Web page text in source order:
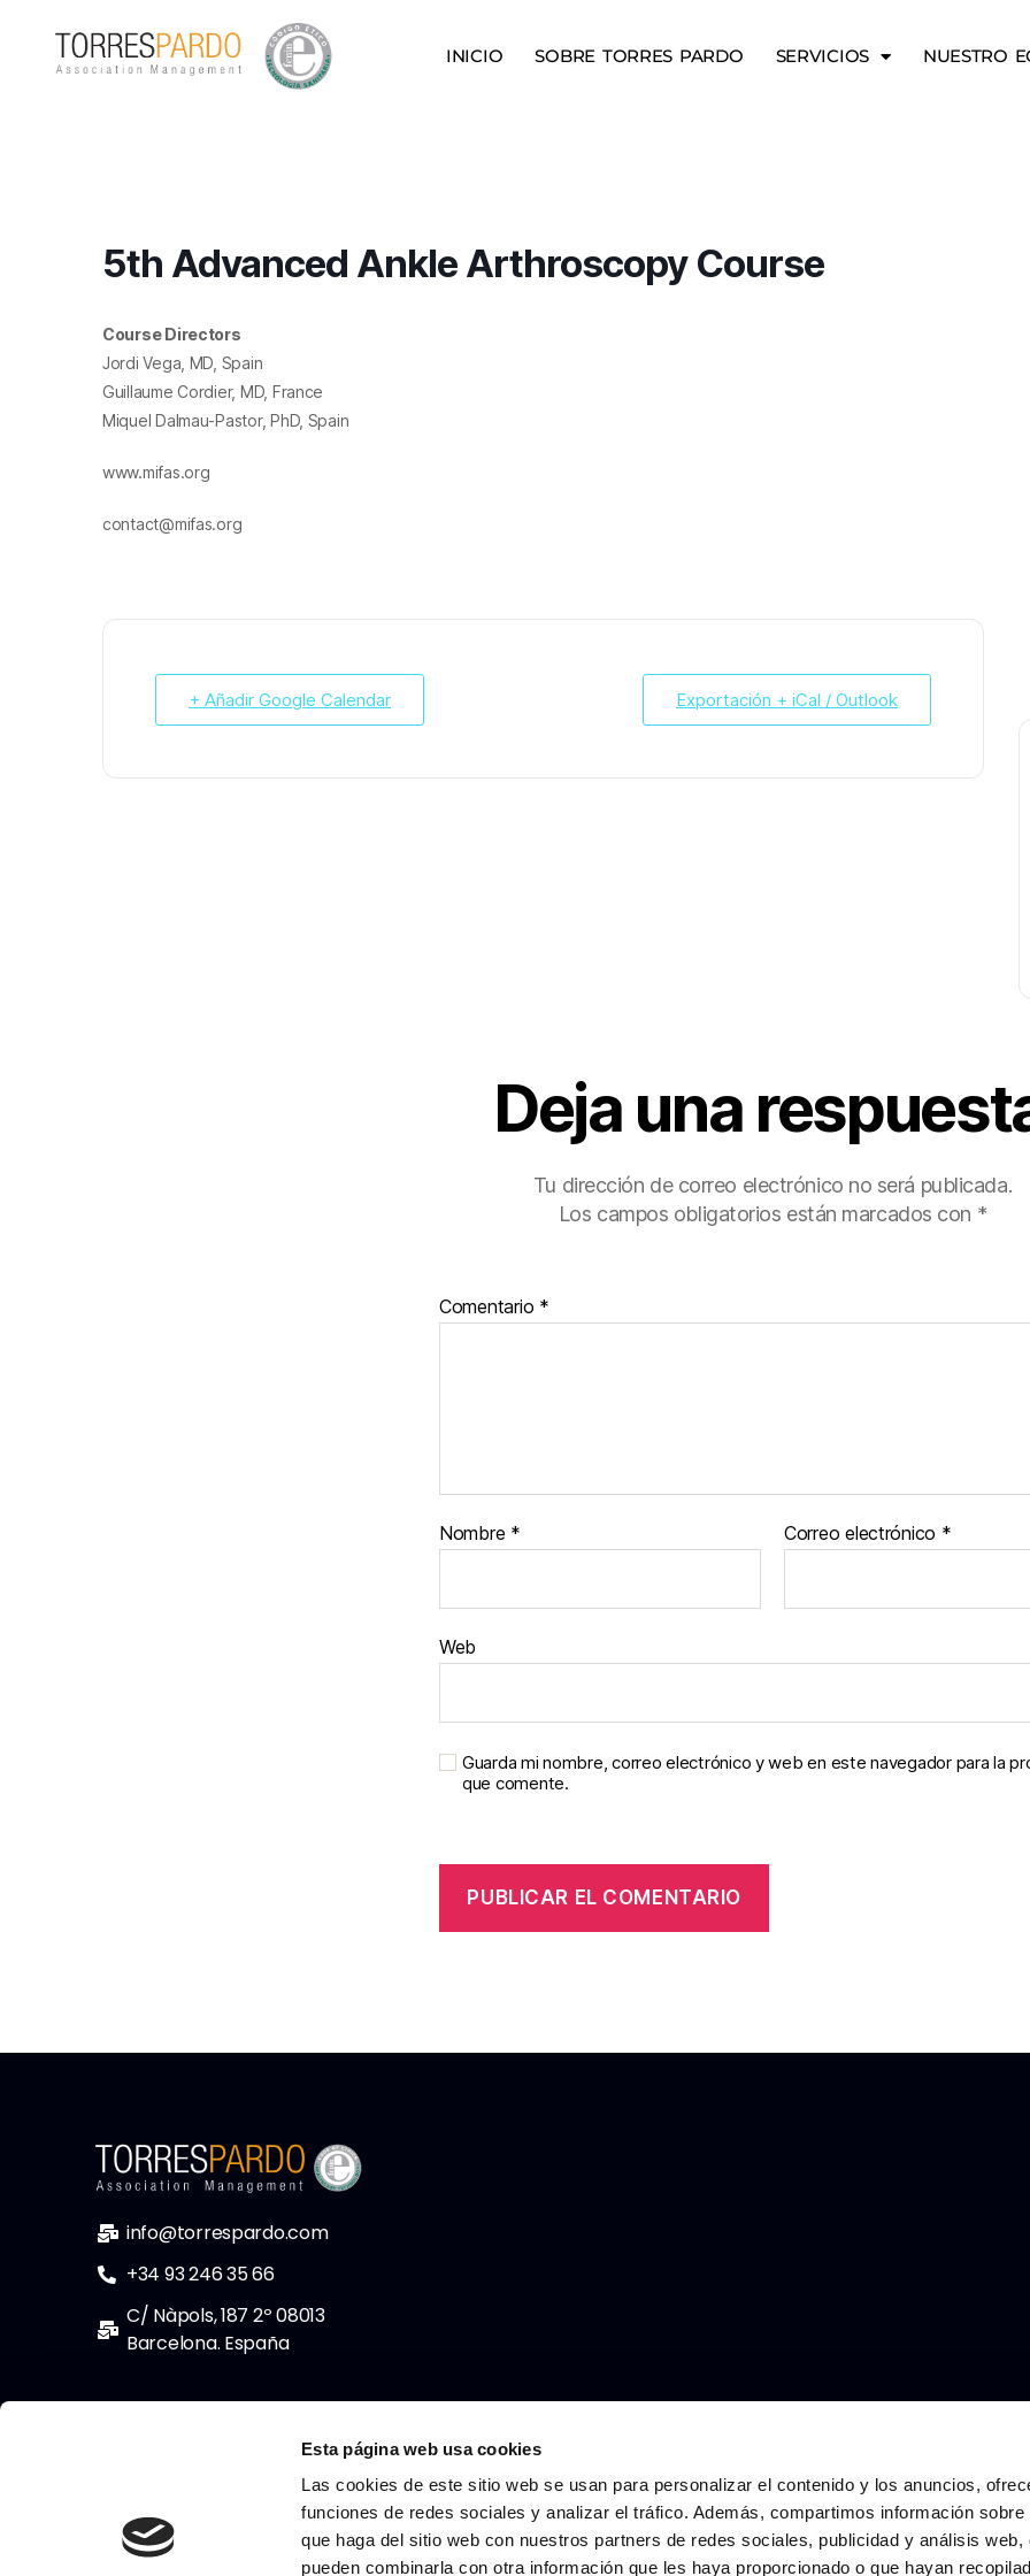
Esta página web usa cookies
Las cookies de este sitio web se usan para personalizar el contenido y los anuncios,
funciones de redes sociales y analizar el tráfico. Además, compartimos información sobre
que haga del sitio web con nuestros partners de redes sociales, publicidad y análisis web,
pueden combinarla con otra información que les haya proporcionado o que hayan
INICIO SOBRE TORRES PARDO SERVICIOS NUESTRO
5th Advanced Ankle Arthroscopy Course
Course Directors
Jordi Vega, MD, Spain
Guillaume Cordier, MD, France
Miquel Dalmau-Pastor, PhD, Spain
www.mifas.org
contact@mifas.org
+ Añadir Google Calendar Exportación + iCal / Outlook
Deja una
Tu dirección de correo electrónico no será publicada.
Los campos obligatorios están marcados con *
Comentario *
Nombre * Correo electrónico *
Web
Guarda mi nombre, correo electrónico y web en este navegador para la
que comente.
info@torrespardo.com
+34 93 246 35 66
C/ Nàpols, 187 2º 08013
Barcelona. España